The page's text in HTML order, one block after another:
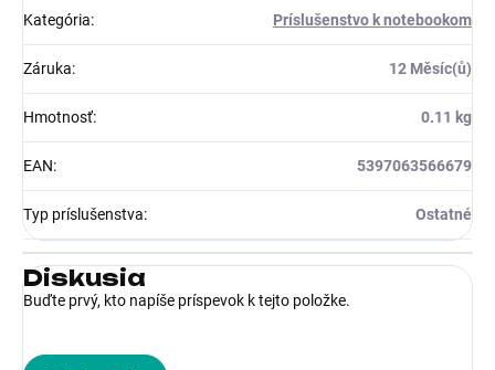
Kategória: Príslušenstvo k notebookom
Záruka: 12 Měsíc(ů)
Hmotnosť: 0.11 kg
EAN: 5397063566679
Typ príslušenstva: Ostatné
Diskusia
Buďte prvý, kto napíše príspevok k tejto položke.